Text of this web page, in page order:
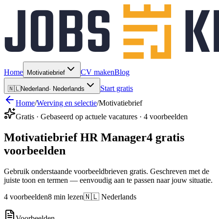
Home Motivatiebrief CV makenBlog
🇳🇱Nederland· Nederlands
Start gratis
Home/Werving en selectie/Motivatiebrief
Gratis · Gebaseerd op actuele vacatures · 4 voorbeelden
Motivatiebrief HR Manager4 gratis
voorbeelden
Gebruik onderstaande voorbeeldbrieven gratis. Geschreven met de
juiste toon en termen — eenvoudig aan te passen naar jouw situatie.
4 voorbeelden8 min lezen🇳🇱 Nederlands